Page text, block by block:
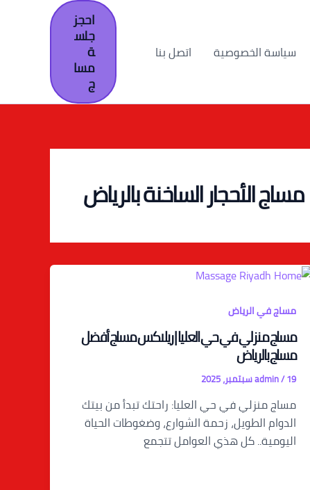
سياسة الخصوصية اتصل بنا
احجز
جلس
ة
مسا
ج
مساج الأحجار الساخنة بالرياض
مساج في الرياض
مساج منزلي في حي العليا | ريلاكس مساج أفضل
مساج بالرياض
admin/19 سبتمبر، 2025
مساج منزلي في حي العليا: راحتك تبدأ من بيتك
الدوام الطويل، زحمة الشوارع، وضغوطات الحياة
اليومية.. كل هذي العوامل تتجمع